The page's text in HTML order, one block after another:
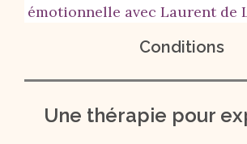
Conditions
Une thérapie pour